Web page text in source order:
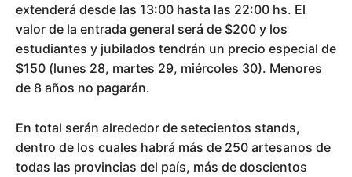
extenderá desde las 13:00 hasta las 22:00 hs. El
valor de la entrada general será de $200 y los
estudiantes y jubilados tendrán un precio especial de
$150 (lunes 28, martes 29, miércoles 30). Menores
de 8 años no pagarán.
En total serán alrededor de setecientos stands,
dentro de los cuales habrá más de 250 artesanos de
todas las provincias del país, más de doscientos